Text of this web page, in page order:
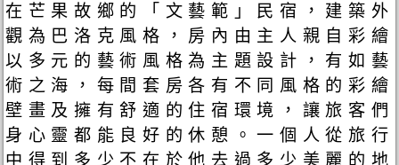
在芒果故鄉的「文藝範」民宿，建築外
觀為巴洛克風格，房內由主人親自彩繪
以多元的藝術風格為主題設計，有如藝
術之海，每間套房各有不同風格的彩繪
壁畫及擁有舒適的住宿環境，讓旅客們
身心靈都能良好的休憩。一個人從旅行
中得到多少不在於他去過多少美麗的地